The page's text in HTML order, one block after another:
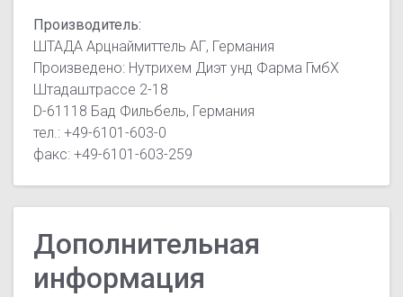
Производитель:
ШТАДА Арцнаймиттель АГ, Германия
Произведено: Нутрихем Диэт унд Фарма ГмбХ
Штадаштрассе 2-18
D-61118 Бад Фильбель, Германия
тел.: +49-6101-603-0
факс: +49-6101-603-259
Дополнительная
информация